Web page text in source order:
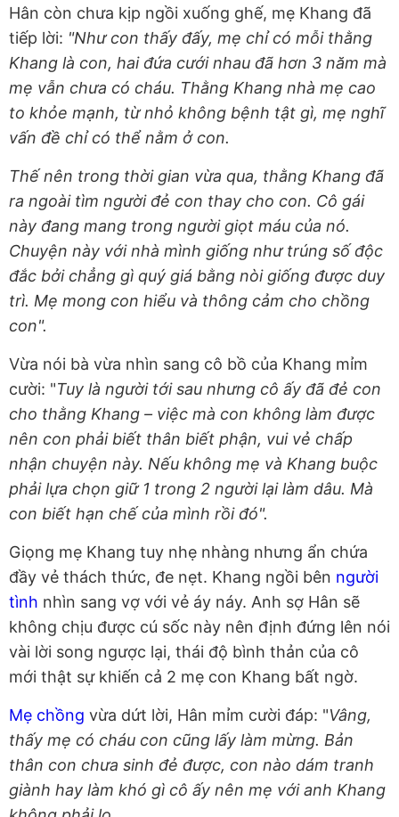
Hân còn chưa kịp ngồi xuống ghế, mẹ Khang đã
tiếp lời: "Như con thấy đấy, mẹ chỉ có mỗi thằng
Khang là con, hai đứa cưới nhau đã hơn 3 năm mà
mẹ vẫn chưa có cháu. Thằng Khang nhà mẹ cao
to khỏe mạnh, từ nhỏ không bệnh tật gì, mẹ nghĩ
vấn đề chỉ có thể nằm ở con.
Thế nên trong thời gian vừa qua, thằng Khang đã
ra ngoài tìm người đẻ con thay cho con. Cô gái
này đang mang trong người giọt máu của nó.
Chuyện này với nhà mình giống như trúng số độc
đắc bởi chẳng gì quý giá bằng nòi giống được duy
trì. Mẹ mong con hiểu và thông cảm cho chồng
con".
Vừa nói bà vừa nhìn sang cô bồ của Khang mỉm
cười: "Tuy là người tới sau nhưng cô ấy đã đẻ con
cho thằng Khang – việc mà con không làm được
nên con phải biết thân biết phận, vui vẻ chấp
nhận chuyện này. Nếu không mẹ và Khang buộc
phải lựa chọn giữ 1 trong 2 người lại làm dâu. Mà
con biết hạn chế của mình rồi đó".
Giọng mẹ Khang tuy nhẹ nhàng nhưng ẩn chứa
đầy vẻ thách thức, đe nẹt. Khang ngồi bên người
tình nhìn sang vợ với vẻ áy náy. Anh sợ Hân sẽ
không chịu được cú sốc này nên định đứng lên nói
vài lời song ngược lại, thái độ bình thản của cô
mới thật sự khiến cả 2 mẹ con Khang bất ngờ.
Mẹ chồng vừa dứt lời, Hân mỉm cười đáp: "Vâng,
thấy mẹ có cháu con cũng lấy làm mừng. Bản
thân con chưa sinh đẻ được, con nào dám tranh
giành hay làm khó gì cô ấy nên mẹ với anh Khang